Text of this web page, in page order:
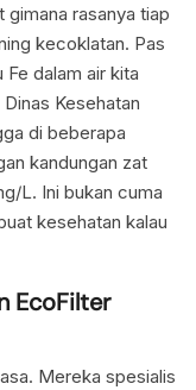
gimana rasanya tiap
kecoklatan. Pas
dalam air kita
Kesehatan
di beberapa
kandungan zat
L. Ini bukan cuma
kesehatan kalau
EcoFilter
Mereka spesialis